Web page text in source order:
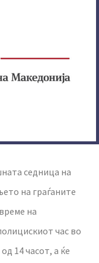
седница на
на граѓаните
на
час во
14 часот, а ќе